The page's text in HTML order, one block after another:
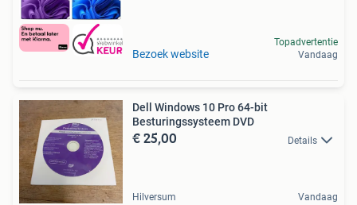
Bezoek website
Topadvertentie
Vandaag
Dell Windows 10 Pro 64-bit
Besturingssysteem DVD
€ 25,00 Details
Hilversum Vandaag